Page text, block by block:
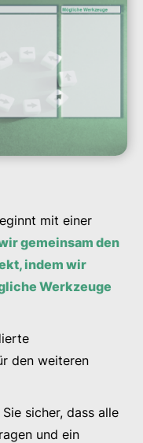
mit einer
gemeinsam den
indem wir
Werkzeuge
den weiteren
sicher, dass alle
und ein